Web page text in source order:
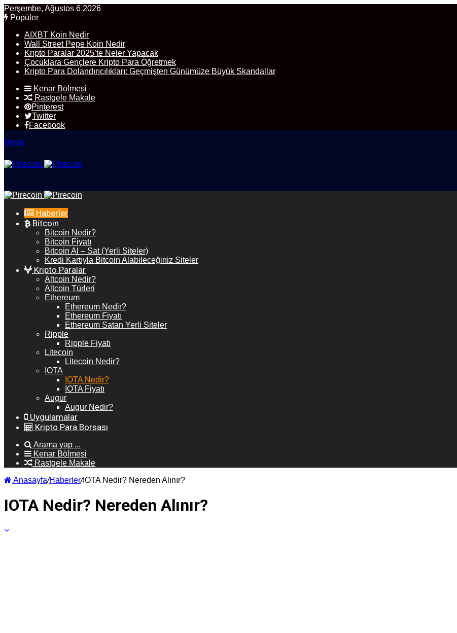
Perşembe, Ağustos 6 2026
Popüler
AIXBT Koin Nedir
Wall Street Pepe Koin Nedir
Kripto Paralar 2025’te Neler Yapacak
Çocuklara Gençlere Kripto Para Öğretmek
Kripto Para Dolandırıcılıkları: Geçmişten Günümüze Büyük Skandallar
Kenar Bölmesi
Rastgele Makale
Pinterest
Twitter
Facebook
Menü
Haberler
Bitcoin
Bitcoin Nedir?
Bitcoin Fiyatı
Bitcoin Al – Sat (Yerli Siteler)
Kredi Kartıyla Bitcoin Alabileceğiniz Siteler
Kripto Paralar
Altcoin Nedir?
Altcoin Türleri
Ethereum
Ethereum Nedir?
Ethereum Fiyatı
Ethereum Satan Yerli Siteler
Ripple
Ripple Fiyatı
Litecoin
Litecoin Nedir?
IOTA
IOTA Nedir?
IOTA Fiyatı
Augur
Augur Nedir?
Uygulamalar
Kripto Para Borsası
Arama yap ...
Kenar Bölmesi
Rastgele Makale
Anasayfa/Haberler/IOTA Nedir? Nereden Alınır?
IOTA Nedir? Nereden Alınır?